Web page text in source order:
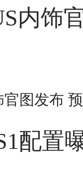
内饰
配置